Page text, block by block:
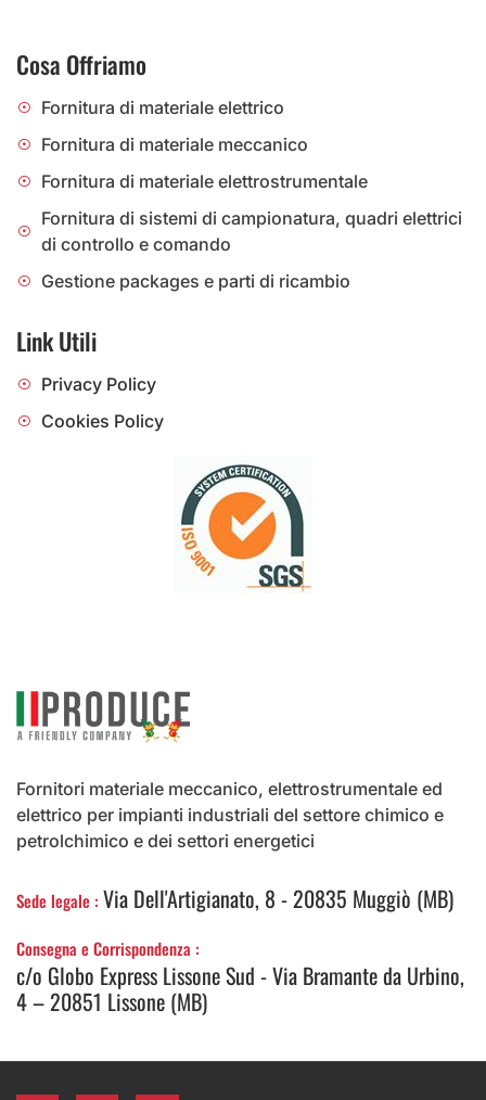
Fornitori materiale meccanico, elettrostrumentale ed
elettrico per impianti industriali del settore chimico e
petrolchimico e dei settori energetici
Sede legale : Via Dell'Artigianato, 8 - 20835 Muggiò (MB)
Consegna e Corrispondenza :
c/o Globo Express Lissone Sud - Via Bramante da Urbino,
4 – 20851 Lissone (MB)
Cosa Offriamo
Fornitura di materiale elettrico
Fornitura di materiale meccanico
Fornitura di materiale elettrostrumentale
Fornitura di sistemi di campionatura, quadri elettrici
di controllo e comando
Gestione packages e parti di ricambio
Link Utili
Privacy Policy
Cookies Policy